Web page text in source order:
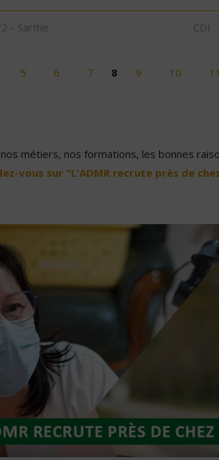
- Sarthe CDI
5 6 7 8 9 10 11
métiers, nos formations, les bonnes
vous sur "L'ADMR recrute près de